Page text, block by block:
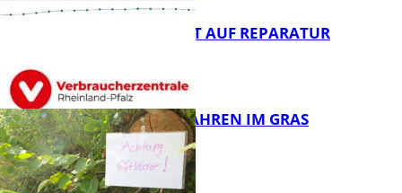
FB News
FB News
NEUES RECHT AUF REPARATUR
GIFTIGE GEFAHREN IM GRAS